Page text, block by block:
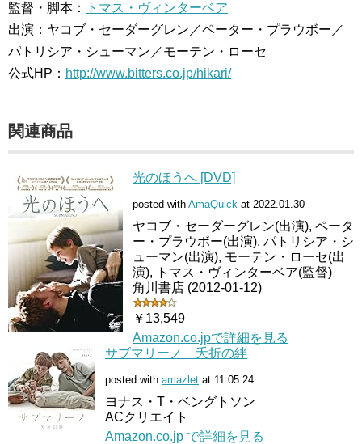
監督・脚本：
トマス・ヴィンターベア
出演：ヤコブ・セーダーグレン／ペーター・プラウボー／
パトリシア・シューマン／モーテン・ローセ
公式HP： http://www.bitters.co.jp/hikari/
関連商品
光のほうへ [DVD]
posted with AmaQuick at 2022.01.30
ヤコブ・セーダーグレン(出演), ペータ
ー・プラウボー(出演), パトリシア・シ
ューマン(出演), モーテン・ローセ(出
演), トマス・ヴィンターベア(監督)
角川書店 (2012-01-12)
￥13,549
Amazon.co.jpで詳細を見る
サブマリーノ 夭折の絆
posted with amazlet at 11.05.24
ヨナス・T・ベングトソン
ACクリエイト
Amazon.co.jp で詳細を見る